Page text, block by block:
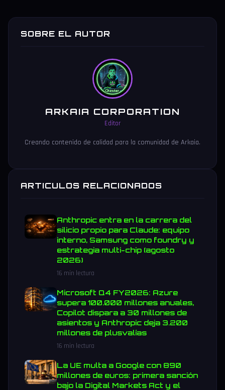
SOBRE EL AUTOR
ARKAIA CORPORATION
Editor
Creando contenido de calidad para la comunidad de Arkaia.
ARTICULOS RELACIONADOS
Anthropic entra en la carrera del
silicio propio para Claude: equipo
interno, Samsung como foundry y
estrategia multi-chip (agosto
2026)
16 min lectura
Microsoft Q4 FY2026: Azure
supera 100.000 millones anuales,
Copilot dispara a 30 millones de
asientos y Anthropic deja 3.200
millones de plusvalías
16 min lectura
La UE multa a Google con 890
millones de euros: primera sanción
bajo la Digital Markets Act y el